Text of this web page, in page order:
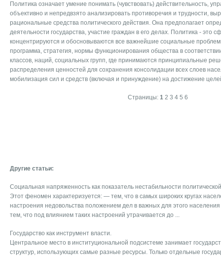
Политика означает умение понимать (чувствовать) действительность,
объективно и непредвзято анализировать противоречия и трудности,
рациональные средства политического действия. Она предполагает
деятельности государства, участие граждан в его делах. Политика - это
концентрируются и обосновываются все важнейшие социальные
программа, стратегия, нормы функционирования общества в
классов, наций, социальных групп, где принимаются принципиальные
распределения ценностей для сохранения консолидации всех слоев
мобилизация сил и средств (включая и принуждение) на достижение
Страницы: 1 2 3 4 5 6
Другие статьи:
Социальная напряженность как показатель нестабильности
Этот феномен характеризуется: — тем, что в самых широких кругах
настроения недовольства положением дел в важных для этого
тем, что под влиянием таких настроений утрачивается до ...
Государство как инструмент власти.
Центральное место в институциональной подсистеме занимает
структур, использующих самые разные ресурсы. Только отдельные